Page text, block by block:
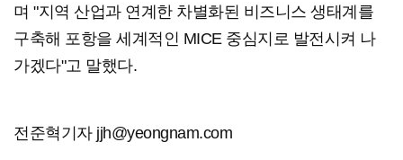
며 "지역 산업과 연계한 차별화된 비즈니스 생태계를
구축해 포항을 세계적인 MICE 중심지로 발전시켜 나
가겠다"고 말했다.
전준혁기자 jjh@yeongnam.com